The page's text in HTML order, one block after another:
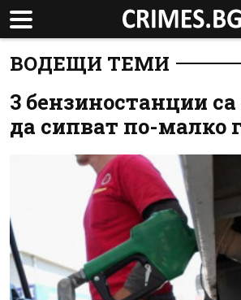
ВОДЕЩИ ТЕМИ
3 бензиностанции
да сипват по-малко